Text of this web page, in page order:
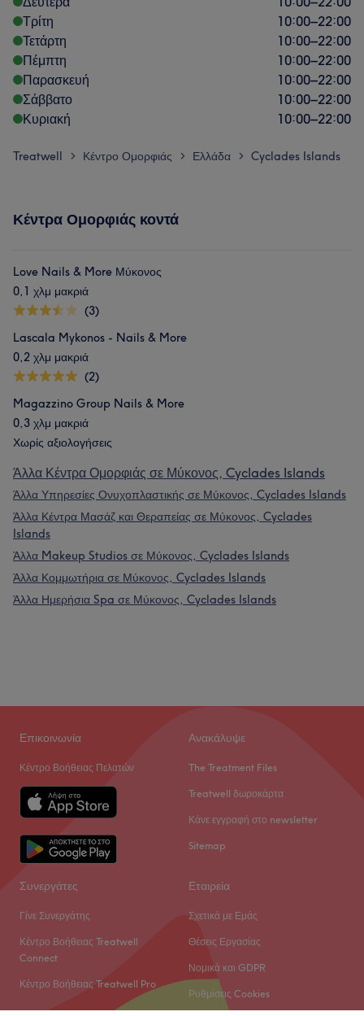
Τρίτη
10:00–22:00
Τετάρτη
10:00–22:00
Πέμπτη
10:00–22:00
Παρασκευή
10:00–22:00
Σάββατο
10:00–22:00
Κυριακή
10:00–22:00
Treatwell > Κέντρο Ομορφιάς > Ελλάδα > Cyclades Islands
Κέντρα Ομορφιάς κοντά
Love Nails & More Μύκονος
0,1 χλμ μακριά
(3)
Lascala Mykonos - Nails & More
0,2 χλμ μακριά
(2)
Magazzino Group Nails & More
0,3 χλμ μακριά
Χωρίς αξιολογήσεις
Άλλα Κέντρα Ομορφιάς σε Μύκονος, Cyclades Islands
Άλλα Υπηρεσίες Ονυχοπλαστικής σε Μύκονος, Cyclades Islands
Άλλα Κέντρα Μασάζ και Θεραπείας σε Μύκονος, Cyclades
Islands
Άλλα Makeup Studios σε Μύκονος, Cyclades Islands
Άλλα Κομμωτήρια σε Μύκονος, Cyclades Islands
Άλλα Ημερήσια Spa σε Μύκονος, Cyclades Islands
Επικοινωνία
Κέντρο Βοήθειας Πελατών
Ανακάλυψε
The Treatment Files
Treatwell δωροκάρτα
Κάνε εγγραφή στο newsletter
Sitemap
Συνεργάτες
Γίνε Συνεργάτης
Κέντρο Βοήθειας Treatwell
Connect
Κέντρο Βοήθειας Treatwell Pro
Εταιρεία
Σχετικά με Εμάς
Θέσεις Εργασίας
Νομικά και GDPR
Ρυθμίσεις Cookies